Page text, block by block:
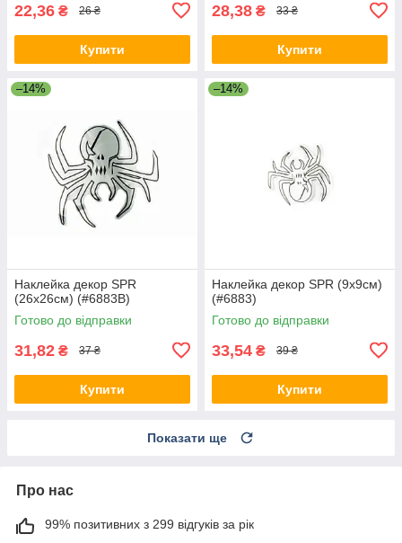
22,36 ₴ 26 ₴
Купити
28,38 ₴ 33 ₴
Купити
–14%
Наклейка декор SPR
(26х26см) (#6883B)
Готово до відправки
31,82 ₴ 37 ₴
Купити
–14%
Наклейка декор SPR (9х9см)
(#6883)
Готово до відправки
33,54 ₴ 39 ₴
Купити
Показати ще
Про нас
99% позитивних з 299 відгуків за рік